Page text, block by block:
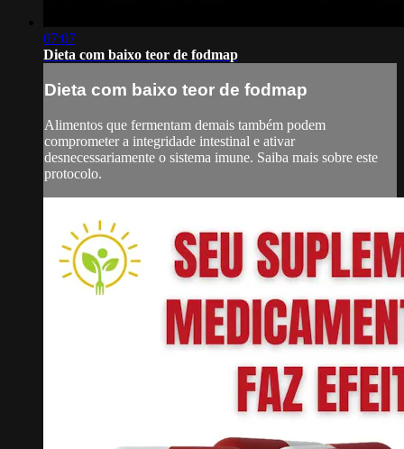
07:07
Dieta com baixo teor de fodmap
Dieta com baixo teor de fodmap
Alimentos que fermentam demais também podem
comprometer a integridade intestinal e ativar
desnecessariamente o sistema imune. Saiba mais sobre este
protocolo.